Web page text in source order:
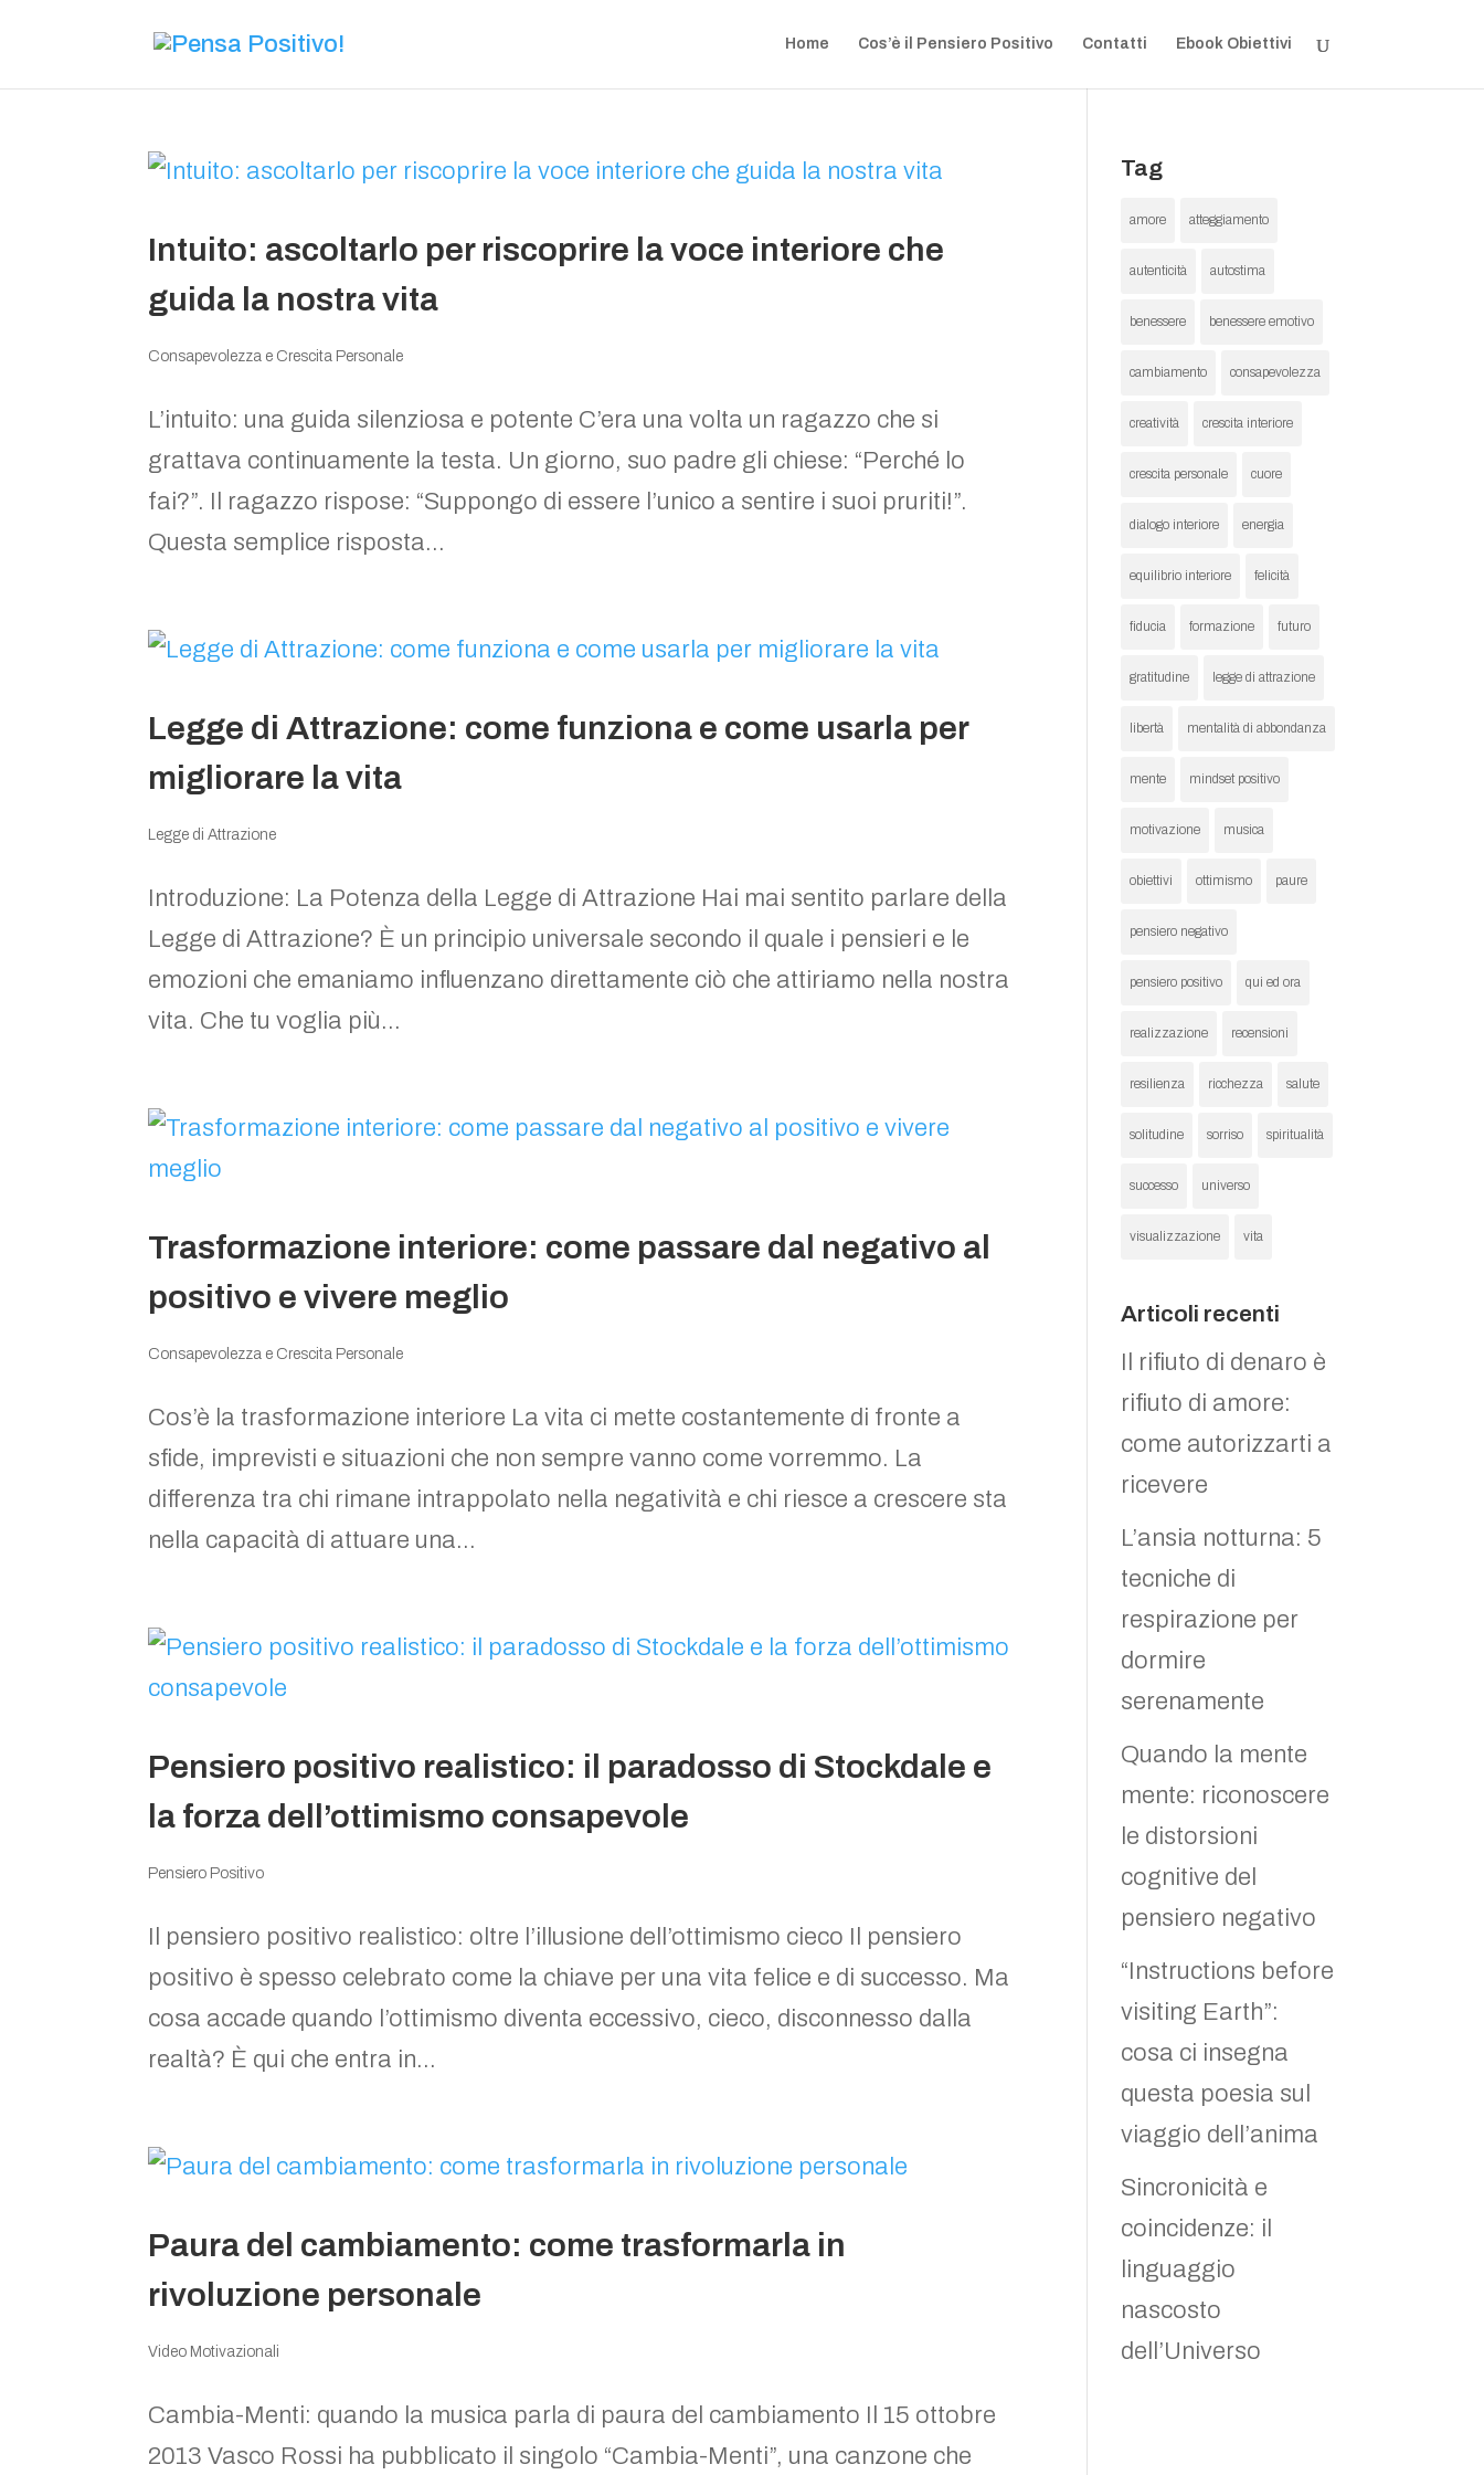
Home Cos’è il Pensiero Positivo Contatti Ebook Obiettivi
Intuito: ascoltarlo per riscoprire la voce interiore che
guida la nostra vita
Consapevolezza e Crescita Personale
L’intuito: una guida silenziosa e potente C’era una volta un ragazzo che si
grattava continuamente la testa. Un giorno, suo padre gli chiese: “Perché lo
fai?”. Il ragazzo rispose: “Suppongo di essere l’unico a sentire i suoi pruriti!”.
Questa semplice risposta...
Legge di Attrazione: come funziona e come usarla per
migliorare la vita
Legge di Attrazione
Introduzione: La Potenza della Legge di Attrazione Hai mai sentito parlare della
Legge di Attrazione? È un principio universale secondo il quale i pensieri e le
emozioni che emaniamo influenzano direttamente ciò che attiriamo nella nostra
vita. Che tu voglia più...
Trasformazione interiore: come passare dal negativo al
positivo e vivere meglio
Consapevolezza e Crescita Personale
Cos’è la trasformazione interiore La vita ci mette costantemente di fronte a
sfide, imprevisti e situazioni che non sempre vanno come vorremmo. La
differenza tra chi rimane intrappolato nella negatività e chi riesce a crescere sta
nella capacità di attuare una...
Pensiero positivo realistico: il paradosso di Stockdale e
la forza dell’ottimismo consapevole
Pensiero Positivo
Il pensiero positivo realistico: oltre l’illusione dell’ottimismo cieco Il pensiero
positivo è spesso celebrato come la chiave per una vita felice e di successo. Ma
cosa accade quando l’ottimismo diventa eccessivo, cieco, disconnesso dalla
realtà? È qui che entra in...
Paura del cambiamento: come trasformarla in
rivoluzione personale
Video Motivazionali
Cambia-Menti: quando la musica parla di paura del cambiamento Il 15 ottobre
2013 Vasco Rossi ha pubblicato il singolo “Cambia-Menti”, una canzone che
Tag
amore atteggiamento
autenticità autostima
benessere benessere emotivo
cambiamento consapevolezza
creatività crescita interiore
crescita personale cuore
dialogo interiore energia
equilibrio interiore felicità
fiducia formazione futuro
gratitudine legge di attrazione
libertà mentalità di abbondanza
mente mindset positivo
motivazione musica
obiettivi ottimismo paure
pensiero negativo
pensiero positivo qui ed ora
realizzazione recensioni
resilienza ricchezza salute
solitudine sorriso spiritualità
successo universo
visualizzazione vita
Articoli recenti
Il rifiuto di denaro è
rifiuto di amore:
come autorizzarti a
ricevere
L’ansia notturna: 5
tecniche di
respirazione per
dormire
serenamente
Quando la mente
mente: riconoscere
le distorsioni
cognitive del
pensiero negativo
“Instructions before
visiting Earth”:
cosa ci insegna
questa poesia sul
viaggio dell’anima
Sincronicità e
coincidenze: il
linguaggio
nascosto
dell’Universo